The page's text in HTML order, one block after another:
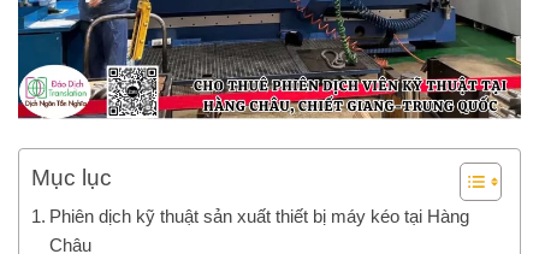
Mục lục
Phiên dịch kỹ thuật sản xuất thiết bị máy kéo tại Hàng
Châu